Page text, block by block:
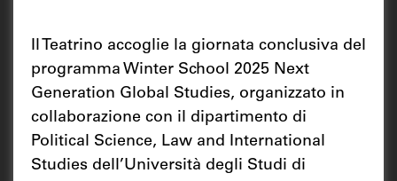
Il Teatrino accoglie la giornata conclusiva del
programma Winter School 2025 Next
Generation Global Studies, organizzato in
collaborazione con il dipartimento di
Political Science, Law and International
Studies dell’Università degli Studi di